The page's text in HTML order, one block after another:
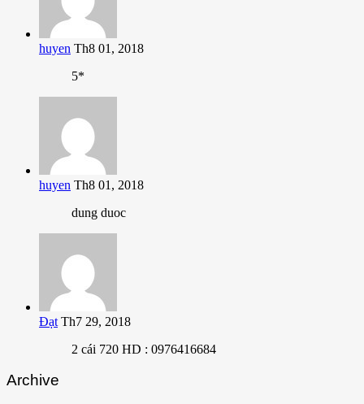
huyen Th8 01, 2018
5*
huyen Th8 01, 2018
dung duoc
Đạt Th7 29, 2018
2 cái 720 HD : 0976416684
Archive